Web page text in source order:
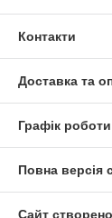
Контакти
Доставка та
Графік роботи
Повна версія
Сайт